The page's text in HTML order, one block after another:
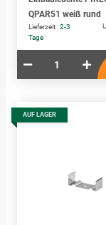
QPAR51 weiß rund
Lieferzeit :2-3
Tage
AUF LAGER